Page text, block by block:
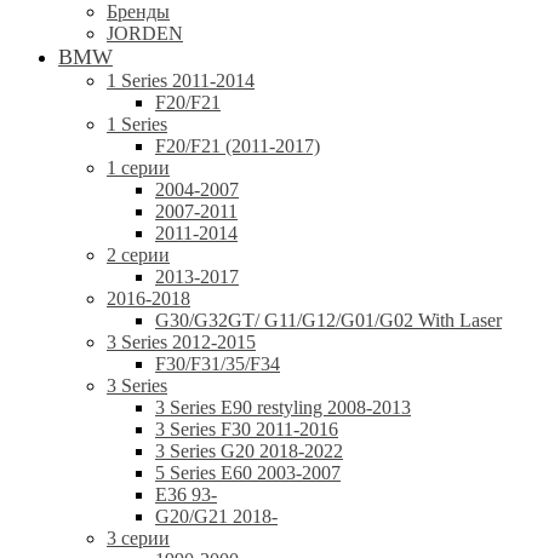
Бренды
JORDEN
BMW
1 Series 2011-2014
F20/F21
1 Series
F20/F21 (2011-2017)
1 серии
2004-2007
2007-2011
2011-2014
2 серии
2013-2017
2016-2018
G30/G32GT/ G11/G12/G01/G02 With Laser
3 Series 2012-2015
F30/F31/35/F34
3 Series
3 Series E90 restyling 2008-2013
3 Series F30 2011-2016
3 Series G20 2018-2022
5 Series E60 2003-2007
E36 93-
G20/G21 2018-
3 серии